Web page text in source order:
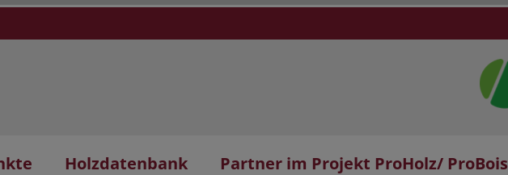
Holzdatenbank
Partner im Projekt ProHolz/ ProBois